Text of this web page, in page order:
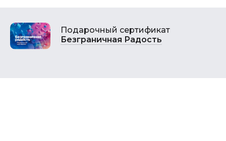
Подарочный сертификат
Безграничная Радость